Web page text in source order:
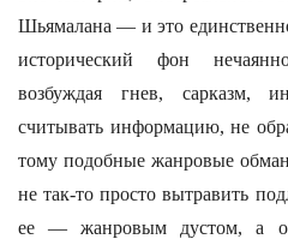
Шьямалана — и это
исторический фон
возбуждая гнев, сарказм,
считывать информацию, не
тому подобные жанровые
не так-то просто вытравить
ее — жанровым дустом, а